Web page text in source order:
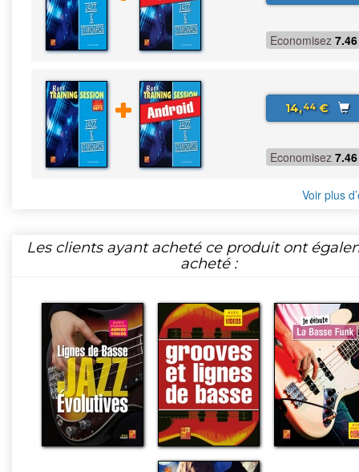
Economisez 7.46
14,44€
Economisez 7.46
Voir plus
Les clients ayant acheté ce produit ont
acheté :